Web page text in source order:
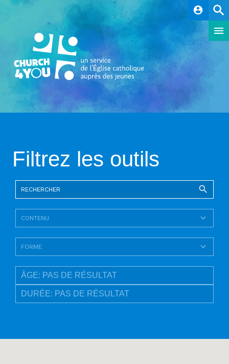
account_circle
Filtrez les outils